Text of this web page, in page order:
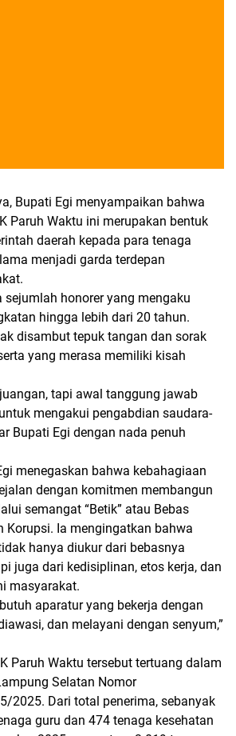
Bupati Egi menyampaikan bahwa
Paruh Waktu ini merupakan bentuk
daerah kepada para tenaga
menjadi garda terdepan
sejumlah honorer yang mengaku
hingga lebih dari 20 tahun.
disambut tepuk tangan dan sorak
yang merasa memiliki kisah
tapi awal tanggung jawab
mengakui pengabdian saudara-
Bupati Egi dengan nada penuh
menegaskan bahwa kebahagiaan
dengan komitmen membangun
semangat “Betik” atau Bebas
Korupsi. Ia mengingatkan bahwa
hanya diukur dari bebasnya
juga dari kedisiplinan, etos kerja, dan
masyarakat.
aparatur yang bekerja dengan
dan melayani dengan senyum,”
Paruh Waktu tersebut tertuang dalam
Selatan Nomor
2025. Dari total penerima, sebanyak
guru dan 474 tenaga kesehatan